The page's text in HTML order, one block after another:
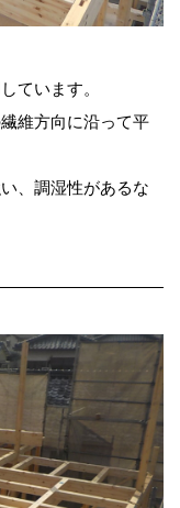
ています。
維方向に沿って平
、調湿性があるな